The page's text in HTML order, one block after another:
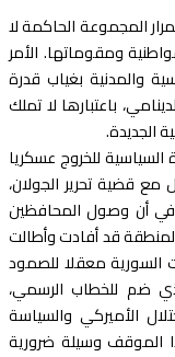
المجموعة الحاكمة لا
ومقوماتها. الأمر
والمدنية بغياب قدرة
باعتبارها لا تملك
الجديدة.
للخروج عسكريا
مع قضية تحرير الجولان،
في أن وصول المحافظين
قد أفادت وأطالت
السورية معقلا للصمود
ضم للخطاب الرسمي،
الأميركي والسياسة
الموقف وسيلة ضرورية